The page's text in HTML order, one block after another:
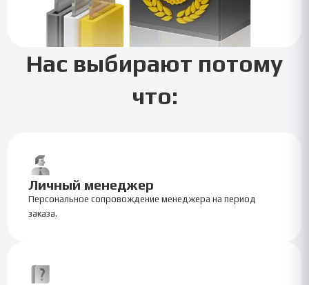
Нас выбирают потому
что:
Личный менеджер
Персональное сопровождение менеджера на период
заказа.